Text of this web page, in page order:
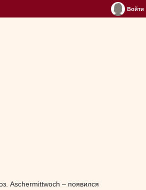
Войти
Aschermittwoch – появился